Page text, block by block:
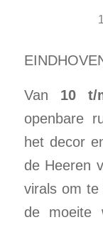
Van 10 t/
openbare
het decor
de Heeren
virals om te
de moeite